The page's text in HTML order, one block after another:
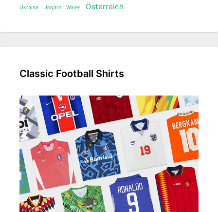
Ukraine Ungarn Wales Österreich
Classic Football Shirts